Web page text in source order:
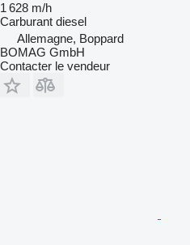
1 628 m/h
Carburant diesel
Allemagne, Boppard
BOMAG GmbH
Contacter le vendeur